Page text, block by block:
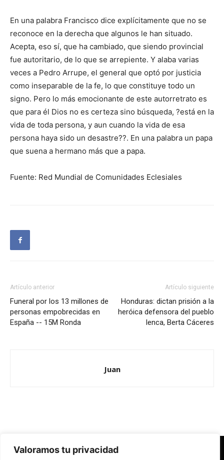
Valoramos tu privacidad
En una palabra Francisco dice explícitamente que no se
reconoce en la derecha que algunos le han situado.
Acepta, eso sí, que ha cambiado, que siendo provincial
fue autoritario, de lo que se arrepiente. Y alaba varias
veces a Pedro Arrupe, el general que optó por justicia
como inseparable de la fe, lo que constituye todo un
signo. Pero lo más emocionante de este autorretrato es
que para él Dios no es certeza sino búsqueda, ?está en la
vida de toda persona, y aun cuando la vida de esa
persona haya sido un desastre??. En una palabra un papa
que suena a hermano más que a papa.
Fuente: Red Mundial de Comunidades Eclesiales
Artículo anterior
Funeral por los 13 millones de
personas empobrecidas en
España -- 15M Ronda
Artículo siguiente
Honduras: dictan prisión a la
heróica defensora del pueblo
lenca, Berta Cáceres
Juan
Redes Cristianas